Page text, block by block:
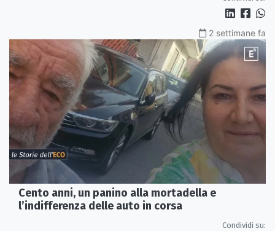
2 settimane fa
Cento anni, un panino alla mortadella e
l’indifferenza delle auto in corsa
Condividi su: